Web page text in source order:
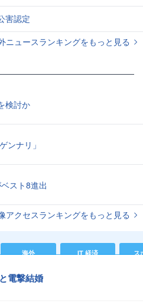
害認定
ニュースランキングをもっと見る
検討か
ンナリ」
スト8進出
アクセスランキングをもっと見る
海外 IT 経済 ス
電撃結婚